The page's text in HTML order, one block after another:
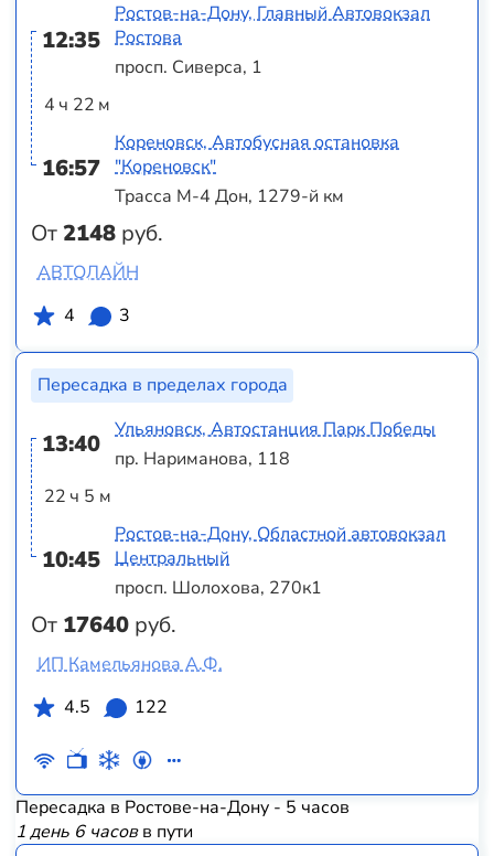
12:35
4 ч 22 м
16:57
От2148 руб.
Ростов-на-Дону, Главный Автовокзал
Ростова
просп. Сиверса, 1
Кореновск, Автобусная остановка
"Кореновск"
Трасса М-4 Дон, 1279-й км
АВТОЛАЙН
4
3
Пересадка в пределах города
13:40
22 ч 5 м
10:45
От 17640 руб.
Ульяновск, Автостанция Парк Победы
пр. Нариманова, 118
Ростов-на-Дону, Областной автовокзал
Центральный
просп. Шолохова, 270к1
ИП Камельянова А.Ф.
4.5
122
Пересадка в Ростове-на-Дону - 5 часов
1 день 6 часовв пути